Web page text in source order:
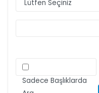
ilgili kriteri göz önünde
Sadece Başlıklarda